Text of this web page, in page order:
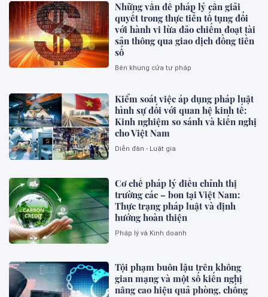
Những vấn đề pháp lý cần giải
quyết trong thực tiễn tố tụng đối
với hành vi lừa đảo chiếm đoạt tài
sản thông qua giao dịch đồng tiền
số
Bên khung cửa tư pháp
Kiểm soát việc áp dụng pháp luật
hình sự đối với quan hệ kinh tế:
Kinh nghiệm so sánh và kiến nghị
cho Việt Nam
Diễn đàn - Luật gia
Cơ chế pháp lý điều chỉnh thị
trường các – bon tại Việt Nam:
Thực trạng pháp luật và định
hướng hoàn thiện
Pháp lý và Kinh doanh
Tội phạm buôn lậu trên không
gian mạng và một số kiến nghị
nâng cao hiệu quả phòng, chống